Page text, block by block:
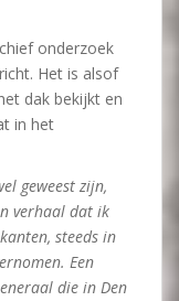
onderzoek
Het is alsof
dak bekijkt en
in het
geweest zijn,
verhaal dat ik
steeds in
Een
die in Den